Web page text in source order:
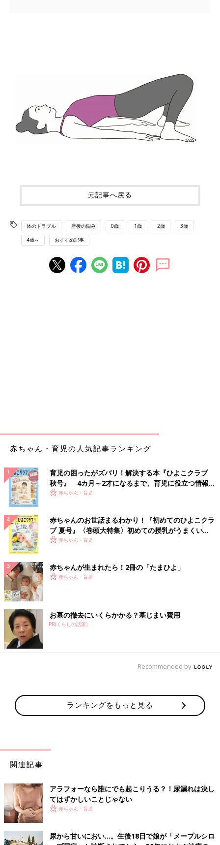
元記事へ戻る
体のトラブル 産後の悩み 0歳 1歳 2歳 3歳
4歳～ おすすめ記事
赤ちゃん・育児の人気記事ランキング
育児の困ったがズバリ！解決する本『ひよこクラブ
秋号』 4カ月～2才になるまで、育児に役立つ情報が
いっぱい！
赤ちゃん・育児
赤ちゃんのお世話まるわかり！『初めてのひよこクラ
ブ 夏号』〈巻頭大特集〉初めての授乳がうまくい
く！ おっぱい・ミルクの基本と夏のトラブル 解決テ
赤ちゃん・育児
赤ちゃんが生まれたら！2冊の「たまひよ」
赤ちゃん・育児
お墓の撤去にいくらかかる？墓じまい費用
PR(くらしの話題)
Recommended by
ランキングをもっと見る
関連記事
アラフォーなら誰にでも起こりうる？！尿漏れは決し
てはずかしいことじゃない
赤ちゃん・育児
尿から甘いにおい…。生後18日で娘が「メープルシロ